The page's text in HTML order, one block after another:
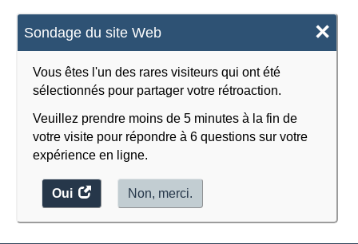
Sondage du site Web ×
Vous êtes l'un des rares visiteurs qui ont été
sélectionnés pour partager votre rétroaction.
Veuillez prendre moins de 5 minutes à la fin de
votre visite pour répondre à 6 questions sur votre
expérience en ligne.
Oui
accéder
au
Non, merci.